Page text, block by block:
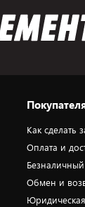
Как сделать
Оплата и
Обмен и